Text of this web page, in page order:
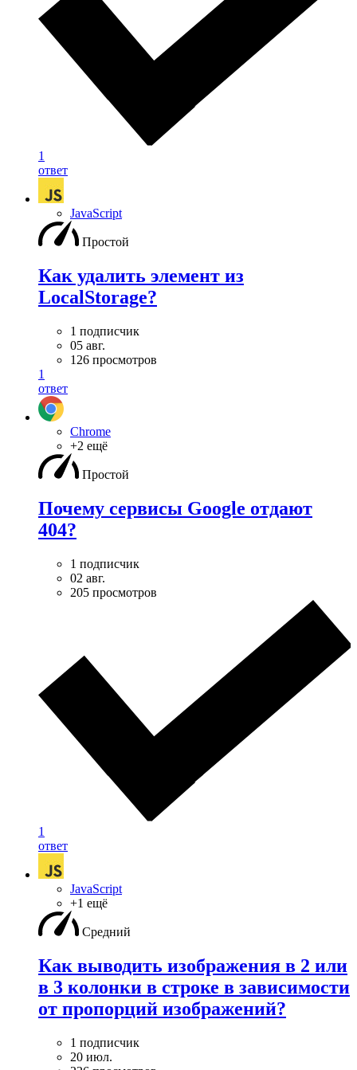
1
ответ
JavaScript
Простой
Как удалить элемент из
LocalStorage?
1 подписчик
05 авг.
126 просмотров
1
ответ
Chrome
+2 ещё
Простой
Почему сервисы Google отдают
404?
1 подписчик
02 авг.
205 просмотров
1
ответ
JavaScript
+1 ещё
Средний
Как выводить изображения в 2 или
в 3 колонки в строке в зависимости
от пропорций изображений?
1 подписчик
20 июл.